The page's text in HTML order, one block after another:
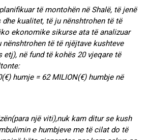
të montohën në Shalë, të jenë
kualitet, të ju nënshtrohen të të
ekonomike sikurse ata të analizuar
nënshtrohen të të njëjtave kushteve
etj), në fund të kohës 20 vjeqare të
humje = 62 MILION(€) humbje në
një viti),nuk kam ditur se kush
e humbjeve me të cilat do të